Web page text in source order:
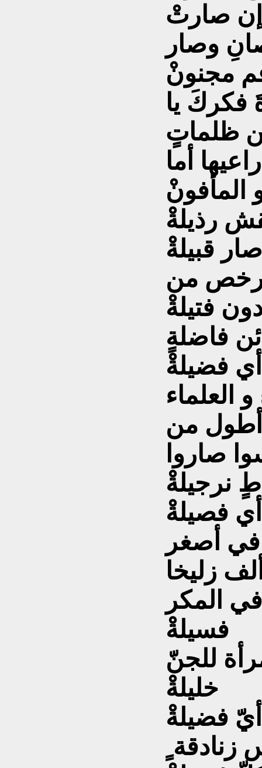
إن صارتْ
وصار
مجنونْ
فكركَ يا
ظلماتٍ
أما
المأفونْ
رذيلةْ
قبيلةْ
من
فتيلةْ
فاضلةٍ
فضيلةْ
العلماء
أطول من
صاروا
نرجيلةْ
فصيلةْ
أصغر
زليخا
المكر
فسيلةْ
للجنّ
خليلةْ
فضيلةْ
زنادقة